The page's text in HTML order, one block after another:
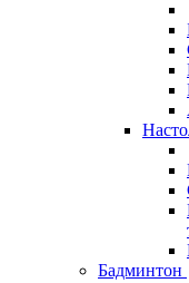
Бадминтон